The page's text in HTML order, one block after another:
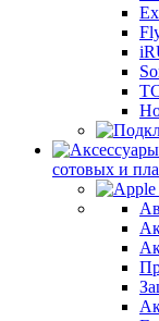
сотовых и